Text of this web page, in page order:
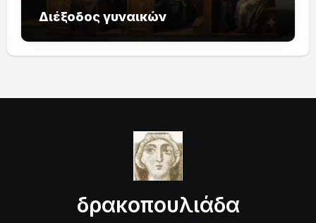
Διέξοδος γυναικών
δρακοπουλιάδα